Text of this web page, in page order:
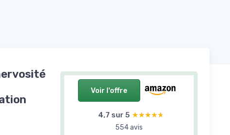
Voir l'offre
4,7 sur 5 ★★★★★
★★★★★
554 avis